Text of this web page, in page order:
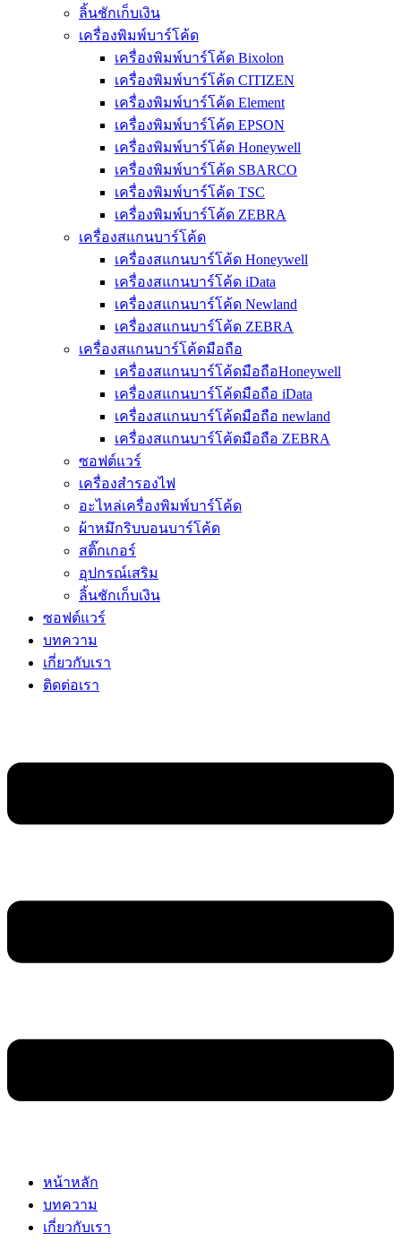
ลิ้นชักเก็บเงิน
เครื่องพิมพ์บาร์โค้ด
เครื่องพิมพ์บาร์โค้ด Bixolon
เครื่องพิมพ์บาร์โค้ด CITIZEN
เครื่องพิมพ์บาร์โค้ด Element
เครื่องพิมพ์บาร์โค้ด EPSON
เครื่องพิมพ์บาร์โค้ด Honeywell
เครื่องพิมพ์บาร์โค้ด SBARCO
เครื่องพิมพ์บาร์โค้ด TSC
เครื่องพิมพ์บาร์โค้ด ZEBRA
เครื่องสแกนบาร์โค้ด
เครื่องสแกนบาร์โค้ด Honeywell
เครื่องสแกนบาร์โค้ด iData
เครื่องสแกนบาร์โค้ด Newland
เครื่องสแกนบาร์โค้ด ZEBRA
เครื่องสแกนบาร์โค้ดมือถือ
เครื่องสแกนบาร์โค้ดมือถือHoneywell
เครื่องสแกนบาร์โค้ดมือถือ iData
เครื่องสแกนบาร์โค้ดมือถือ newland
เครื่องสแกนบาร์โค้ดมือถือ ZEBRA
ซอฟต์แวร์
เครื่องสำรองไฟ
อะไหล่เครื่องพิมพ์บาร์โค้ด
ผ้าหมึกริบบอนบาร์โค้ด
สติ๊กเกอร์
อุปกรณ์เสริม
ลิ้นชักเก็บเงิน
ซอฟต์แวร์
บทความ
เกี่ยวกับเรา
ติดต่อเรา
หน้าหลัก
บทความ
เกี่ยวกับเรา